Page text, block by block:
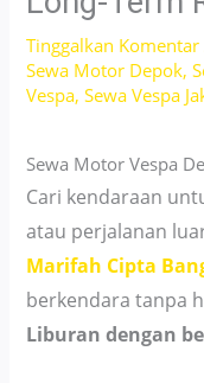
Tinggalkan Komentar
Sewa Motor Depok,
Vespa,Sewa Vespa
Sewa Motor Vespa
Cari kendaraan
atau perjalanan
Marifah Cipta
berkendara tanpa
Liburan dengan